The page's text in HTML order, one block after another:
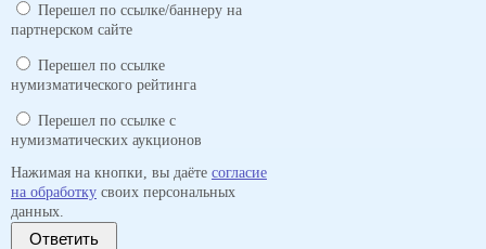
Перешел по ссылке/баннеру на
партнерском сайте
Перешел по ссылке
нумизматического рейтинга
Перешел по ссылке с
нумизматических аукционов
Нажимая на кнопки, вы даёте согласие
на обработку своих персональных
данных.
Ответить